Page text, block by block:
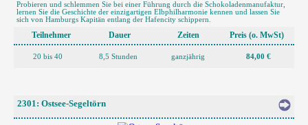
Probieren und schlemmen Sie bei einer Führung durch die Schokoladenmanufaktur,
lernen Sie die Geschichte der einzigartigen Elbphilharmonie kennen und lassen Sie
sich von Hamburgs Kapitän entlang der Hafencity schippern.
Teilnehmer Dauer Zeiten Preis (o. MwSt)
20 bis 40 8,5 Stunden ganzjährig 84,00 €
2301: Ostsee-Segeltörn